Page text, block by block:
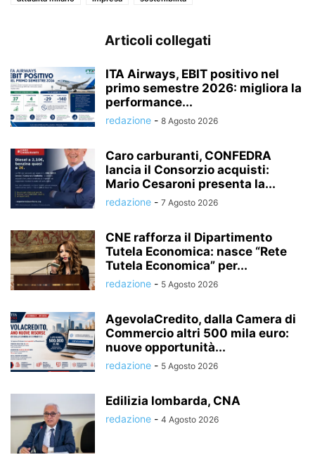
Articoli collegati
ITA Airways, EBIT positivo nel
primo semestre 2026: migliora la
performance...
redazione - 8 Agosto 2026
Caro carburanti, CONFEDRA
lancia il Consorzio acquisti:
Mario Cesaroni presenta la...
redazione - 7 Agosto 2026
CNE rafforza il Dipartimento
Tutela Economica: nasce “Rete
Tutela Economica” per...
redazione - 5 Agosto 2026
AgevolaCredito, dalla Camera di
Commercio altri 500 mila euro:
nuove opportunità...
redazione - 5 Agosto 2026
Edilizia lombarda, CNA
redazione - 4 Agosto 2026